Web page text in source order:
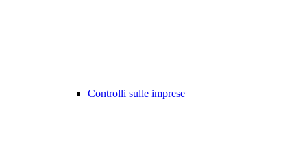
Controlli sulle imprese